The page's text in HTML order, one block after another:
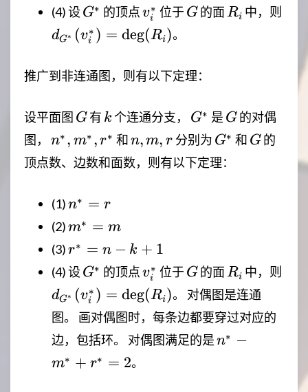
(4) 设 G^*
G∗ 的顶点v_i^*
vi
∗ 位于 G
G的面 R_i
Ri 中，则
dG∗ (vi
∗ ) = deg(Ri)。
推广到非连通图，则有以下定理：
设平面图 G
G 有 k
k个连通分支， G^*
G∗ 是 G
G的对偶
图， n^*,m^*,r^*
n∗ , m∗ , r∗ 和n,m,r
n, m, r 分别为 G^*
G∗ 和 G
G的
顶点数、边数和面数，则有以下定理：
(1)n^*=r
n∗ = r
(2)m^*=m
m∗ = m
(3)r^*=n-
k+1
r∗ = n − k + 1
(4) 设 G^*
G∗ 的顶点v_i^*
vi
∗ 位于 G
G的面 R_i
Ri 中，则
dG∗ (vi
∗ ) = deg(Ri)。 对偶图是连通
图。 画对偶图时，每条边都要穿过对应的
边，包括环。 对偶图满足的是n^*-
n∗ −
m∗ + r∗ = 2。